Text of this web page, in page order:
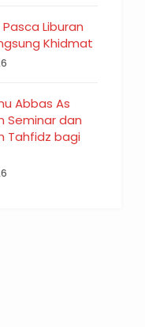
Liburan
Khidmat
Abbas As
Seminar dan
Tahfidz bagi